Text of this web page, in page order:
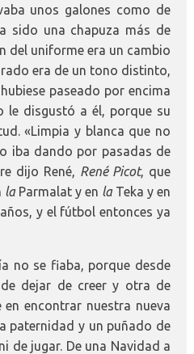
unos galones como de
sido una chapuza más de
del uniforme era un cambio
era de un tono distinto,
paseado por encima
le disgustó a él, porque su
«Limpia y blanca que no
iba dando por pasadas de
dijo René, René Picot, que
laParmalat y en laTeka y en
y el fútbol entonces ya
no se fiaba, porque desde
dejar de creer y otra de
encontrar nuestra nueva
paternidad y un puñado de
de jugar. De una Navidad a